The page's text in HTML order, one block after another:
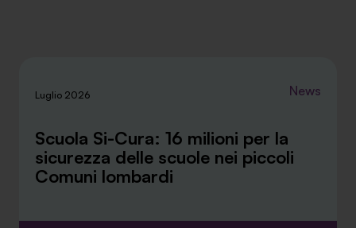
Luglio 2026 News
Scuola Si-Cura: 16 milioni per la
sicurezza delle scuole nei piccoli
Comuni lombardi